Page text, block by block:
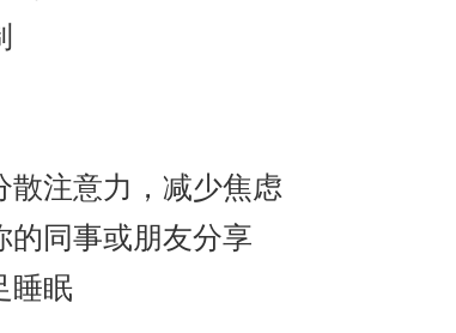
散注意力，减少焦虑
的同事或朋友分享
睡眠